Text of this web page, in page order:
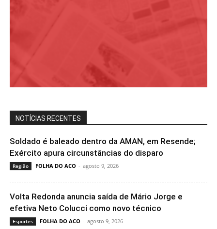
NOTÍCIAS RECENTES
Soldado é baleado dentro da AMAN, em Resende;
Exército apura circunstâncias do disparo
Região FOLHA DO ACO - agosto 9, 2026
Volta Redonda anuncia saída de Mário Jorge e
efetiva Neto Colucci como novo técnico
Esportes FOLHA DO ACO - agosto 9, 2026